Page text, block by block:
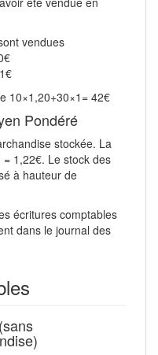
vendues
10×1,20+30×1= 42€
Pondéré
stockée. La
1,22€. Le stock des
à hauteur de
écritures comptables
dans le journal des